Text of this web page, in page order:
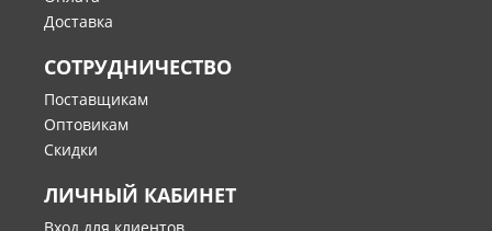
Доставка
СОТРУДНИЧЕСТВО
Поставщикам
Оптовикам
Скидки
ЛИЧНЫЙ КАБИНЕТ
Вход для клиентов